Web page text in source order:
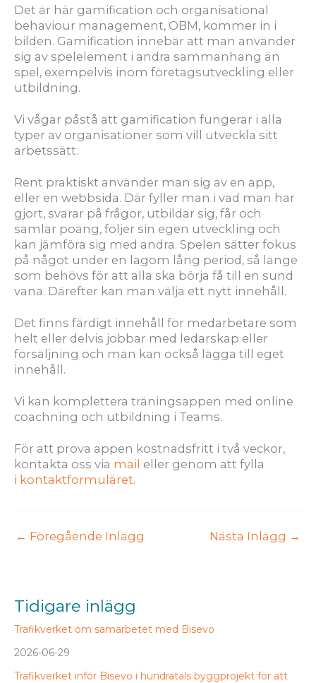
Det är här gamification och organisational
behaviour management, OBM, kommer in i
bilden. Gamification innebär att man använder
sig av spelelement i andra sammanhang än
spel, exempelvis inom företagsutveckling eller
utbildning.
Vi vågar påstå att gamification fungerar i alla
typer av organisationer som vill utveckla sitt
arbetssätt.
Rent praktiskt använder man sig av en app,
eller en webbsida. Där fyller man i vad man har
gjort, svarar på frågor, utbildar sig, får och
samlar poäng, följer sin egen utveckling och
kan jämföra sig med andra. Spelen sätter fokus
på något under en lagom lång period, så länge
som behövs för att alla ska börja få till en sund
vana. Därefter kan man välja ett nytt innehåll.
Det finns färdigt innehåll för medarbetare som
helt eller delvis jobbar med ledarskap eller
försäljning och man kan också lägga till eget
innehåll.
Vi kan komplettera träningsappen med online
coachning och utbildning i Teams.
För att prova appen kostnadsfritt i två veckor,
kontakta oss via mail eller genom att fylla
i kontaktformuläret.
← Föregående Inlägg Nästa Inlägg →
Tidigare inlägg
Trafikverket om samarbetet med Bisevo
2026-06-29
Trafikverket inför Bisevo i hundratals byggprojekt för att